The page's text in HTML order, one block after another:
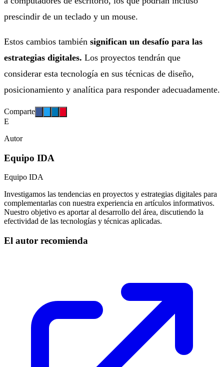
prescindir de un teclado y un mouse.
Estos cambios también significan un desafío para las
estrategias digitales. Los proyectos tendrán que
considerar esta tecnología en sus técnicas de diseño,
posicionamiento y analítica para responder adecuadamente.
Comparte
E
Autor
Equipo IDA
Equipo IDA
Investigamos las tendencias en proyectos y estrategias digitales para
complementarlas con nuestra experiencia en artículos informativos.
Nuestro objetivo es aportar al desarrollo del área, discutiendo la
efectividad de las tecnologías y técnicas aplicadas.
El autor recomienda